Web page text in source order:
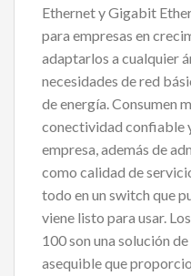
Ethernet y Gigabit
para empresas en
adaptarlos a cualquier
necesidades de red
de energía. Consumen
conectividad confiable
empresa, además de
como calidad de
todo en un switch que
viene listo para usar.
100 son una solución
asequible que